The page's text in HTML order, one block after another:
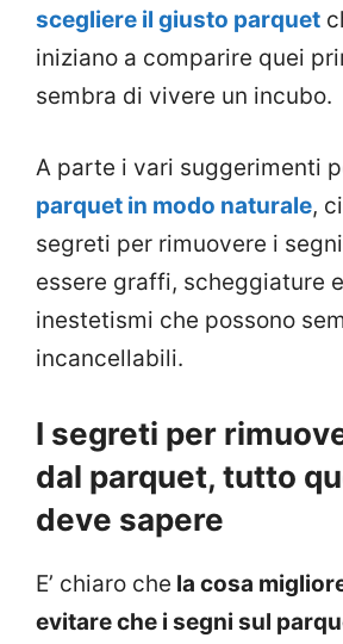
scegliere il giusto parquet
iniziano a comparire quei
sembra di vivere un incubo.
A parte i vari suggerimenti
parquet in modo naturale,
segreti per rimuovere i
essere graffi, scheggiature
inestetismi che possono
incancellabili.
I segreti per
dal parquet, tutto
deve sapere
E’ chiaro che la cosa
evitare che i segni sul